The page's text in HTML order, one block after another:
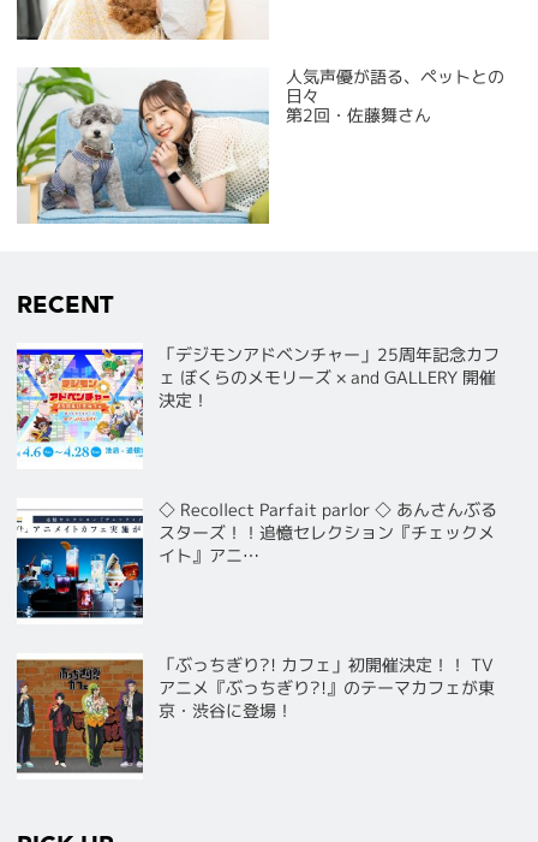
人気声優が語る、ペットとの
日々
第2回・佐藤舞さん
RECENT
「デジモンアドベンチャー」25周年記念カフ
ェ ぼくらのメモリーズ × and GALLERY 開催
決定！
◇ Recollect Parfait parlor ◇ あんさんぶる
スターズ！！追憶セレクション『チェックメ
イト』アニ…
「ぶっちぎり?! カフェ」初開催決定！！ TV
アニメ『ぶっちぎり?!』のテーマカフェが東
京・渋谷に登場！